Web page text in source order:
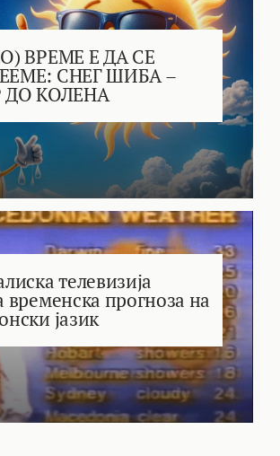
ВРЕМЕ Е ДА СЕ
СНЕГ ШИБА –
ДО КОЛЕНА
телевизија
временска прогноза на
јазик